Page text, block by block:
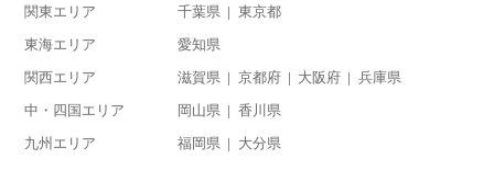
関東エリア 千葉県 東京都
東海エリア 愛知県
関西エリア 滋賀県 京都府 大阪府 兵庫県
中・四国エリア 岡山県 香川県
九州エリア 福岡県 大分県